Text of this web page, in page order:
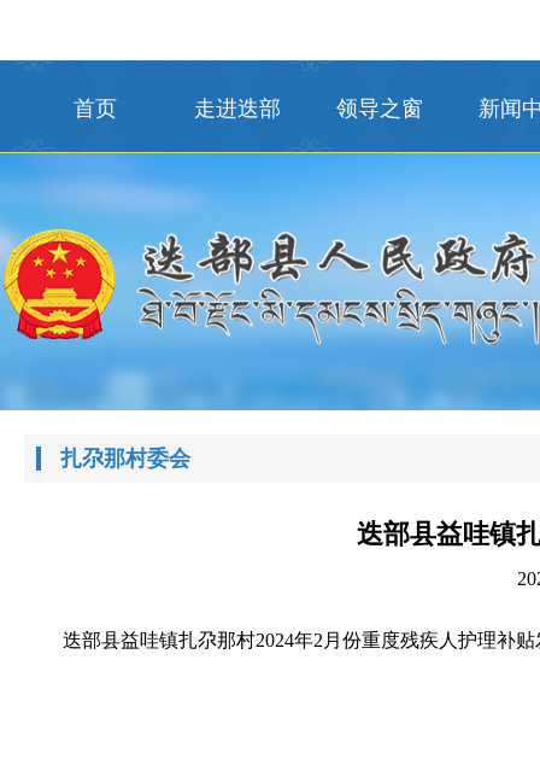
首页 走进迭部 领导之窗 新闻
扎尕那村委会
迭部县益哇镇
迭部县益哇镇扎尕那村2024年2月份重度残疾人护理补